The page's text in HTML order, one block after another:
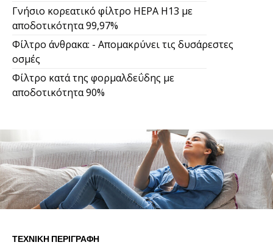
Γνήσιο κορεατικό φίλτρο HEPA H13 με
αποδοτικότητα 99,97%
Φίλτρο άνθρακα: - Απομακρύνει τις δυσάρεστες
οσμές
Φίλτρο κατά της φορμαλδεΰδης με
αποδοτικότητα 90%
ΤΕΧΝΙΚΉ ΠΕΡΙΓΡΑΦΉ